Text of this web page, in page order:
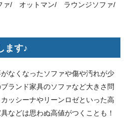
ァ/ オットマン/
ラウンジソファ/
ます♪
なくなったソファや傷や汚れが少
ランド家具のソファなど大きさ問
ッシーナやリーンロゼといった高
などは思わぬ高値がつくことも！